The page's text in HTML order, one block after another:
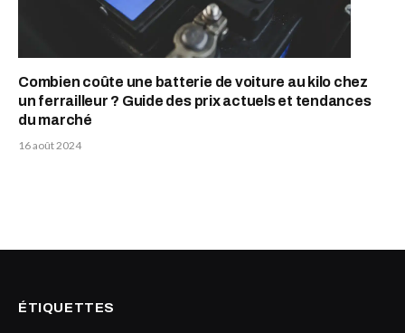
Combien coûte une batterie de voiture au kilo chez
un ferrailleur ? Guide des prix actuels et tendances
du marché
16 août 2024
ÉTIQUETTES